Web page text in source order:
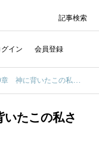
グイン 会員登録
記事検索
神に背いたこの私さえ
たこの私さ